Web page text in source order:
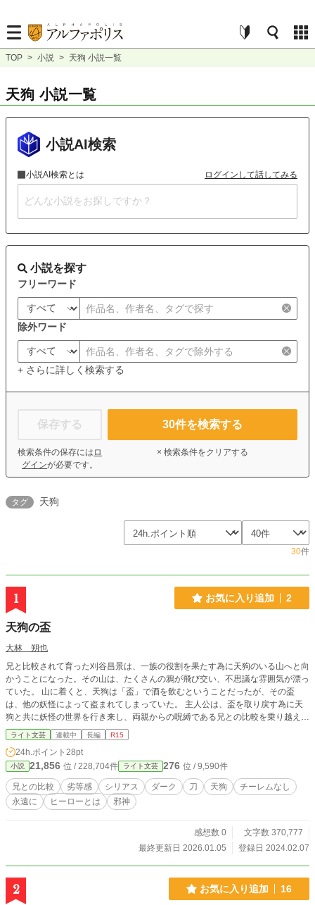
TOP > 小説 > 天狗 小説一覧
天狗 小説一覧
小説AI検索
小説AI検索とは ログインして話してみる
小説を探す
フリーワード
除外ワード
+ さらに詳しく検索する
保存する
検索条件の保存には ロ
グインが必要です。
30件を検索する
× 検索条件をクリアする
タグ 天狗
30件
1 お気に入り追加 2
天狗の盃
大林 朔也
兄と比較されて育った刈谷昌景は、一族の役割を果たす為に天狗のいる山へと向
かうことになった。その山は、たくさんの鴉が飛び交い、不思議な雰囲気が漂っ
ていた。 山に着くと、天狗は「盃」で酒を飲むということだったが、その盃
は、他の妖怪によって盗まれてしまっていた。 主人公は、盃を取り戻す為に天
狗と共に妖怪の世界を行き来し、両親からの呪縛である兄との比較を乗り越え、
禍が降り注ぐのを阻止するために、様々な妖怪と戦うことになるのだった。
ライト文芸 連載中 長編 R15
24h.ポイント 28pt
小説 21,856 位 / 228,704件 ライト文芸 276 位 / 9,590件
兄との比較 劣等感 シリアス ダーク 刀 天狗
チーレムなし
永遠に
ヒーローとは 邪神
感想数 0
文字数 370,777
最終更新日 2026.01.05
登録日 2024.02.07
2 お気に入り追加 16